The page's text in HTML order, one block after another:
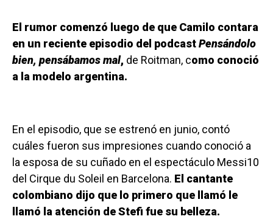
El rumor comenzó luego de que Camilo contara
en un reciente episodio del podcastPensándolo
bien, pensábamos mal, de Roitman, como conoció
a la modelo argentina.
En el episodio, que se estrenó en junio, contó
cuáles fueron sus impresiones cuando conoció a
la esposa de su cuñado en el espectáculo Messi10
del Cirque du Soleil en Barcelona. El cantante
colombiano dijo que lo primero que llamó le
llamó la atención de Stefi fue su belleza.